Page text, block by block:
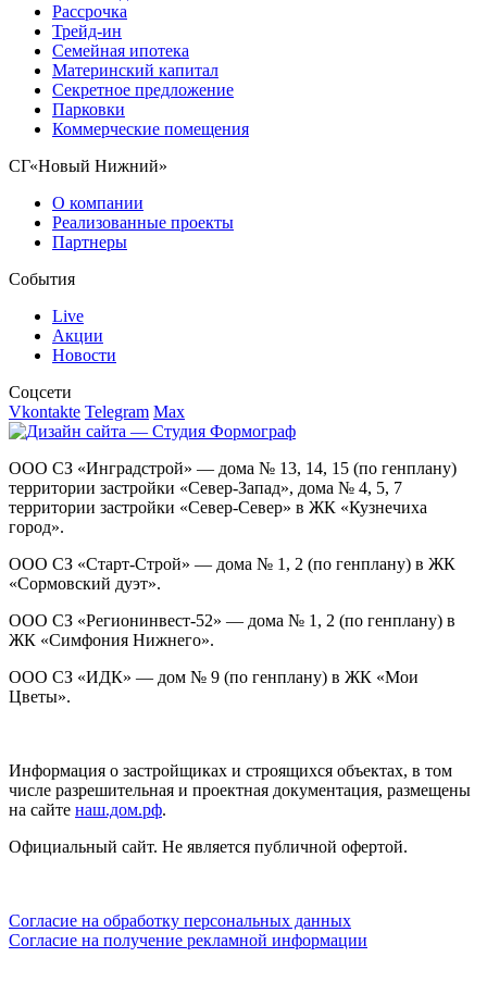
Рассрочка
Трейд-ин
Семейная ипотека
Материнский капитал
Секретное предложение
Парковки
Коммерческие помещения
СГ«Новый Нижний»
О компании
Реализованные проекты
Партнеры
События
Live
Акции
Новости
Соцсети
Vkontakte Telegram Max
ООО СЗ «Инградстрой» — дома № 13, 14, 15 (по генплану)
территории застройки «Север-Запад», дома № 4, 5, 7
территории застройки «Север-Север» в ЖК «Кузнечиха
город».
ООО СЗ «Старт-Строй» — дома № 1, 2 (по генплану) в ЖК
«Сормовский дуэт».
ООО СЗ «Регионинвест-52» — дома № 1, 2 (по генплану) в
ЖК «Симфония Нижнего».
ООО СЗ «ИДК» — дом № 9 (по генплану) в ЖК «Мои
Цветы».
Информация о застройщиках и строящихся объектах, в том
числе разрешительная и проектная документация, размещены
на сайте наш.дом.рф.
Официальный сайт. Не является публичной офертой.
Согласие на обработку персональных данных
Согласие на получение рекламной информации